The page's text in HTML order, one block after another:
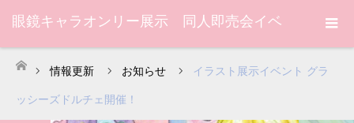
眼鏡キャラオンリー展示 同人即売会イベ
ント グラッシーズドルチェ
ホーム情報更新 お知らせ
イラスト展示イベント グラ
ッシーズドルチェ開催！